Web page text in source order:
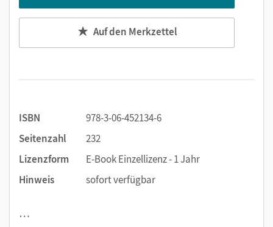
Auf den Merkzettel
ISBN
978-3-06-452134-6
Seitenzahl
232
Lizenzform
E-Book Einzellizenz - 1 Jahr
Hinweis
sofort verfügbar
…